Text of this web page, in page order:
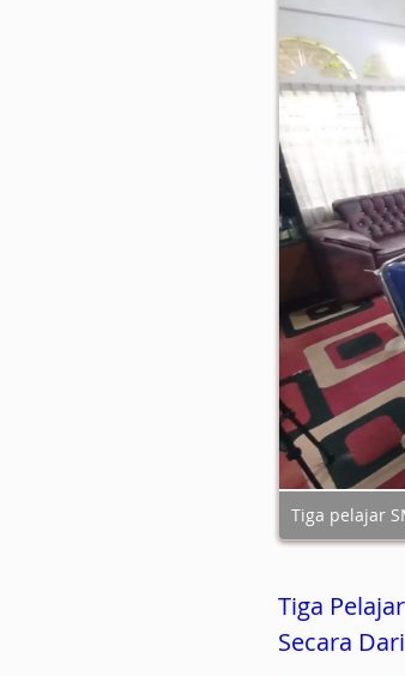
Tiga pelajar
Tiga
Secara